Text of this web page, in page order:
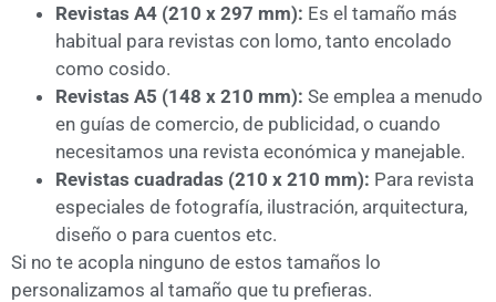
Revistas A4 (210 x 297 mm): Es el tamaño más
habitual para revistas con lomo, tanto encolado
como cosido.
Revistas A5 (148 x 210 mm): Se emplea a menudo
en guías de comercio, de publicidad, o cuando
necesitamos una revista económica y manejable.
Revistas cuadradas (210 x 210 mm): Para revista
especiales de fotografía, ilustración, arquitectura,
diseño o para cuentos etc.
Si no te acopla ninguno de estos tamaños lo
personalizamos al tamaño que tu prefieras.